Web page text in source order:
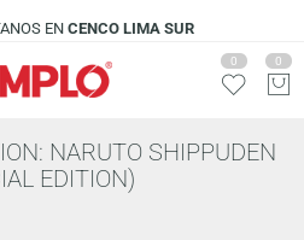
ENCENCO LIMA SUR
0 0
NARUTO SHIPPUDEN
EDITION)